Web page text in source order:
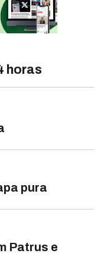
horas
pura
Patrus e